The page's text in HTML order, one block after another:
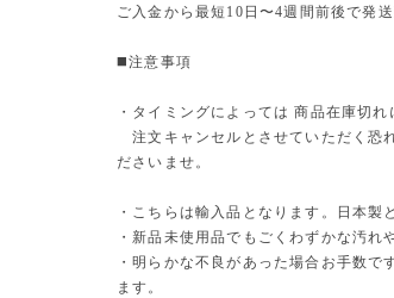
ご入金から最短10日〜4週間前後で発送
◼️注意事項
・タイミングによっては 商品在庫切れ
注文キャンセルとさせていただく恐
ださいませ。
・こちらは輸入品となります。日本製
・新品未使用品でもごくわずかな汚れ
・明らかな不良があった場合お手数で
ます。